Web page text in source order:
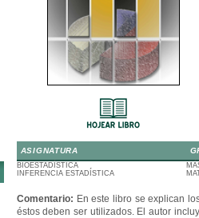
ASIGNATURA
BIOESTADÍSTICA
INFERENCIA ESTADÍSTICA
Comentario: En este libro se explican
éstos deben ser utilizados. El autor